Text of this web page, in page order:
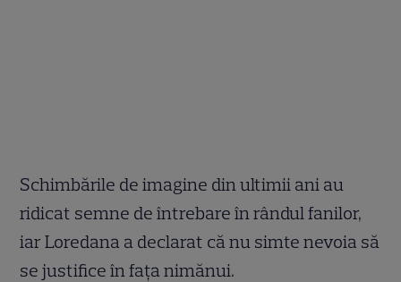
Schimbările de imagine din ultimii ani au
ridicat semne de întrebare în rândul fanilor,
iar Loredana a declarat că nu simte nevoia să
se justifice în fața nimănui.